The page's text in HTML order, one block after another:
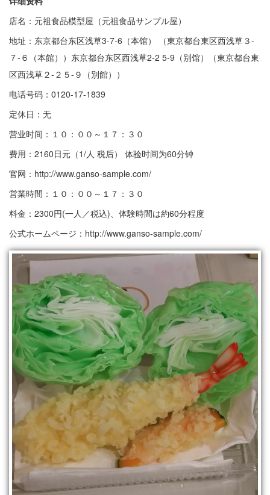
店名：元祖食品模型屋（元祖食品サンプル屋）
地址：东京都台东区浅草3-7-6（本馆） （東京都台東区西浅草３-
７-６（本館））东京都台东区西浅草2-2 5-9（别馆）（東京都台東
区西浅草２-２５-９（別館））
电话号码：0120-17-1839
定休日：无
营业时间：１０：００～１７：３０
费用：2160日元（1/人 税后） 体验时间为60分钟
官网：http://www.ganso-sample.com/
営業時間：１０：００～１７：３０
料金：2300円(一人／税込)、体験時間は約60分程度
公式ホームページ：http://www.ganso-sample.com/